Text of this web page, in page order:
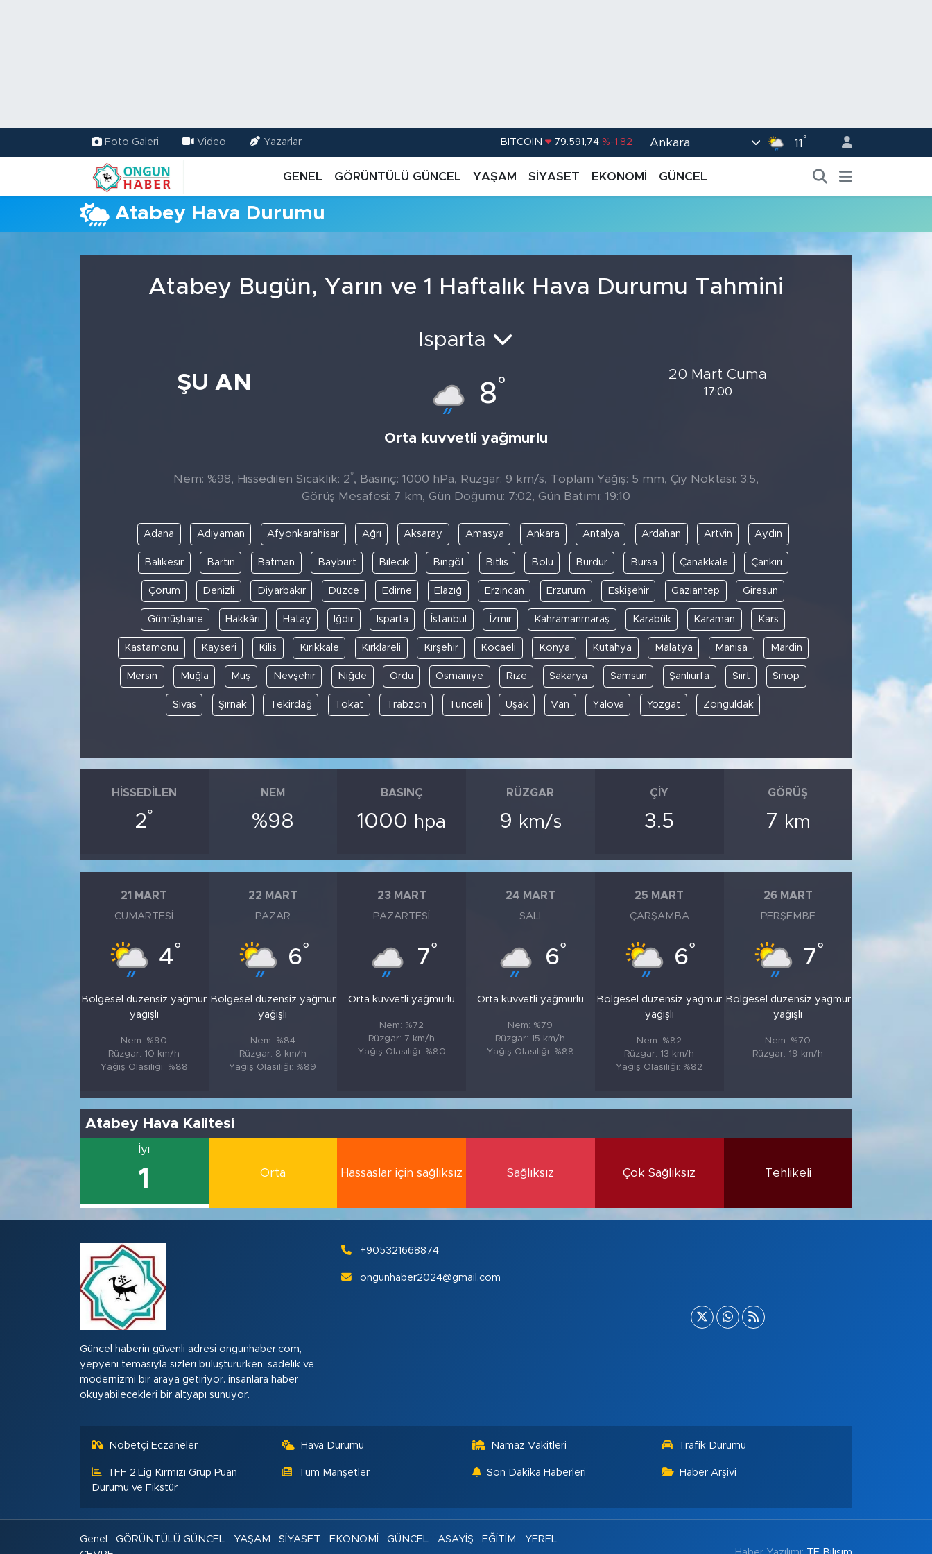
Foto Galeri Video Yazarlar BITCOIN 79.591,74 %-1.82 Ankara 11 °
GENEL GÖRÜNTÜLÜ GÜNCEL YAŞAM SİYASET EKONOMİ GÜNCEL
Atabey Hava Durumu
Atabey Bugün, Yarın ve 1 Haftalık Hava Durumu Tahmini
ŞU AN
Isparta
8°
Orta kuvvetli yağmurlu
20 Mart Cuma
17:00
Nem: %98, Hissedilen Sıcaklık: 2°, Basınç: 1000 hPa, Rüzgar: 9 km/s, Toplam Yağış: 5 mm, Çiy Noktası: 3.5,
Görüş Mesafesi: 7 km, Gün Doğumu: 7:02, Gün Batımı: 19:10
Adana Adıyaman Afyonkarahisar Ağrı Aksaray Amasya Ankara Antalya Ardahan Artvin Aydın
Balıkesir Bartın Batman Bayburt Bilecik Bingöl Bitlis Bolu Burdur Bursa Çanakkale Çankırı
Çorum Denizli Diyarbakır Düzce Edirne Elazığ Erzincan Erzurum Eskişehir Gaziantep Giresun
Gümüşhane Hakkâri Hatay Iğdır Isparta İstanbul İzmir Kahramanmaraş Karabük Karaman Kars
Kastamonu Kayseri Kilis Kırıkkale Kırklareli Kırşehir Kocaeli Konya Kütahya Malatya Manisa Mardin
Mersin Muğla Muş Nevşehir Niğde Ordu Osmaniye Rize Sakarya Samsun Şanlıurfa Siirt Sinop
Sivas Şırnak Tekirdağ Tokat Trabzon Tunceli Uşak Van Yalova Yozgat Zonguldak
HISSEDILEN
2°
NEM
%98
BASINÇ
1000 hpa
RÜZGAR
9 km/s
ÇIY
3.5
GÖRÜŞ
7 km
21 MART
CUMARTESI
4°
Bölgesel düzensiz yağmur
yağışlı
Nem: %90
Rüzgar: 10 km/h
Yağış Olasılığı: %88
22 MART
PAZAR
6°
Bölgesel düzensiz yağmur
yağışlı
Nem: %84
Rüzgar: 8 km/h
Yağış Olasılığı: %89
23 MART
PAZARTESI
7°
Orta kuvvetli yağmurlu
Nem: %72
Rüzgar: 7 km/h
Yağış Olasılığı: %80
24 MART
SALI
6°
Orta kuvvetli yağmurlu
Nem: %79
Rüzgar: 15 km/h
Yağış Olasılığı: %88
25 MART
ÇARŞAMBA
6°
Bölgesel düzensiz yağmur
yağışlı
Nem: %82
Rüzgar: 13 km/h
Yağış Olasılığı: %82
26 MART
PERŞEMBE
7°
Bölgesel düzensiz yağmur
yağışlı
Nem: %70
Rüzgar: 19 km/h
Atabey Hava Kalitesi
İyi
1 Orta Hassaslar için sağlıksız Sağlıksız Çok Sağlıksız Tehlikeli
Güncel haberin güvenli adresi ongunhaber.com,
yepyeni temasıyla sizleri buluştururken, sadelik ve
modernizmi bir araya getiriyor. insanlara haber
okuyabilecekleri bir altyapı sunuyor.
+905321668874
ongunhaber2024@gmail.com
Nöbetçi Eczaneler Hava Durumu Namaz Vakitleri Trafik Durumu
TFF 2.Lig Kırmızı Grup Puan
Durumu ve Fikstür
Tüm Manşetler Son Dakika Haberleri Haber Arşivi
Genel GÖRÜNTÜLÜ GÜNCEL YAŞAM SİYASET EKONOMİ GÜNCEL ASAYİŞ EĞİTİM
YEREL
Trafik Durumu
TFF 2.Lig Kırmızı Grup Puan Durumu ve Fikstür
Tüm Manşetler